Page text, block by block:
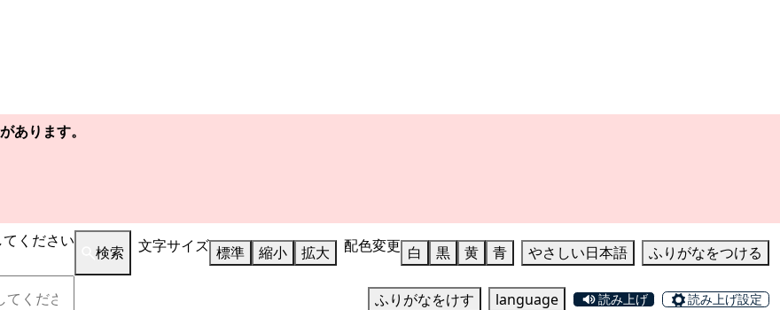
あります。
ください
検索 文字サイズ 標準 縮小 拡大 配色変更 白 黒 黄 青 やさしい日本語 ふりがなをつける
ふりがなをけす language 読み上げ 読み上げ設定